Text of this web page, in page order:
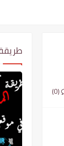
(0)